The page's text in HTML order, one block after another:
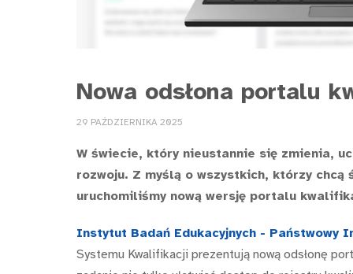
Nowa odsłona portalu
29 PAŹDZIERNIKA 2025
W świecie, który nieustannie się zmienia,
rozwoju. Z myślą o wszystkich, którzy chcą
uruchomiliśmy nową wersję portalu
Instytut Badań Edukacyjnych - Państwowy
Systemu Kwalifikacji prezentują nową odsłonę